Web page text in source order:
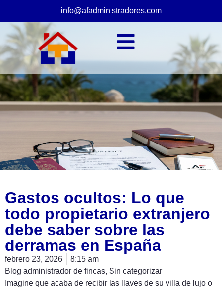
info@afadministradores.com
Gastos ocultos: Lo que
todo propietario extranjero
debe saber sobre las
derramas en España
febrero 23, 2026
8:15 am
Blog administrador de fincas, Sin categorizar
Imagine que acaba de recibir las llaves de su villa de lujo o